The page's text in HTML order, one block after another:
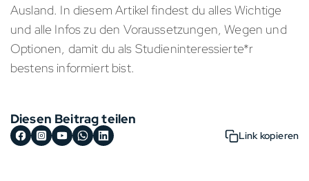
Ausland. In diesem Artikel findest du alles Wichtige
und alle Infos zu den Voraussetzungen, Wegen und
Optionen, damit du als Studieninteressierte*r
bestens informiert bist.
Diesen Beitrag teilen
Link kopieren